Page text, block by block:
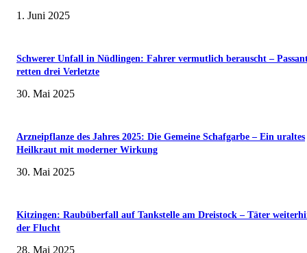
1. Juni 2025
Schwerer Unfall in Nüdlingen: Fahrer vermutlich berauscht –
retten drei Verletzte
30. Mai 2025
Arzneipflanze des Jahres 2025: Die Gemeine Schafgarbe – Ein uraltes
Heilkraut mit moderner Wirkung
30. Mai 2025
Kitzingen: Raubüberfall auf Tankstelle am Dreistock – Täter
der Flucht
28. Mai 2025